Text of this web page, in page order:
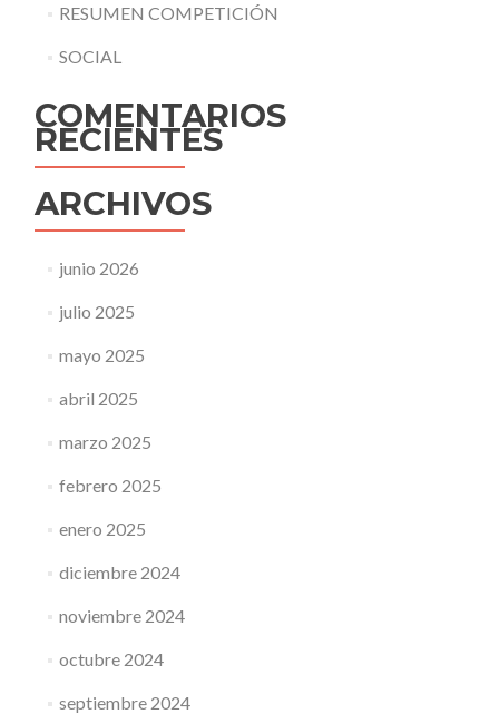
RESUMEN COMPETICIÓN
SOCIAL
COMENTARIOS
RECIENTES
ARCHIVOS
junio 2026
julio 2025
mayo 2025
abril 2025
marzo 2025
febrero 2025
enero 2025
diciembre 2024
noviembre 2024
octubre 2024
septiembre 2024